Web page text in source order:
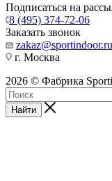
Подписаться на
8 (495) 374-72-06
Заказать звонок
zakaz@sportindoor.ru
г. Москва
2026 © Фабрика
Найти